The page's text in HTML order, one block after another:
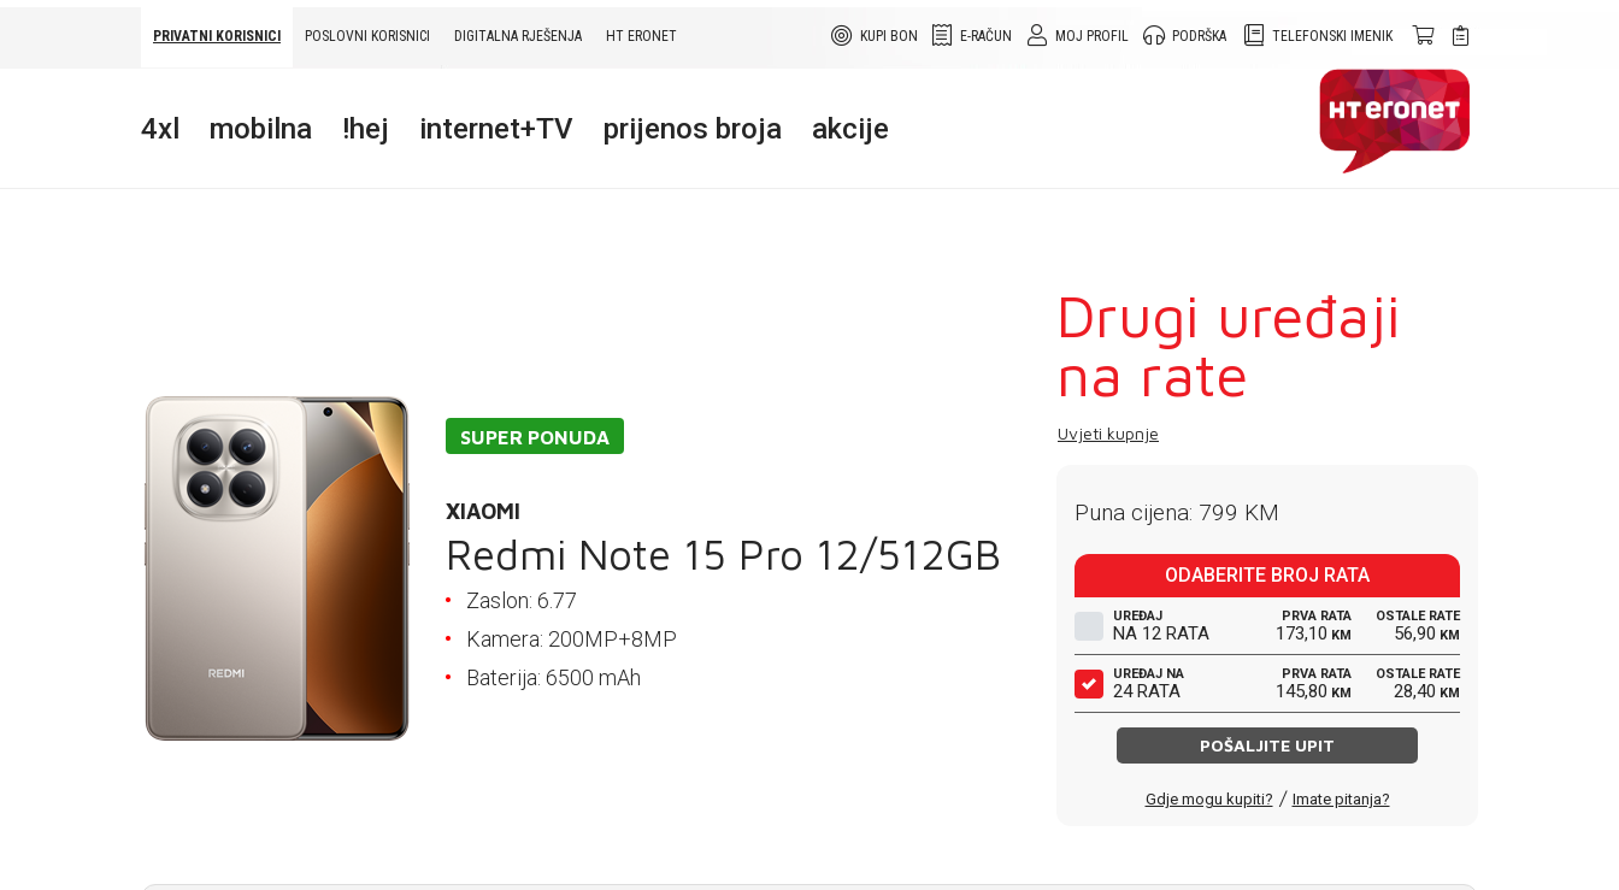
TELEFONSKI IMENIK
PODRŠKA
MOJ PROFIL
E-RAČUN
KUPI BON
PRIVATNI KORISNICI POSLOVNI KORISNICI DIGITALNA RJEŠENJA HT ERONET
4xl mobilna !hej internet+TV prijenos broja akcije
MOJ PROFIL
SUPER PONUDA
XIAOMI
Redmi Note 15 Pro 12/512GB
Zaslon: 6.77
Kamera: 200MP+8MP
Baterija: 6500 mAh
Drugi uređaji
na rate
Uvjeti kupnje
Puna cijena: 799 KM
ODABERITE BROJ RATA
UREĐAJ
NA 12 RATA
PRVA RATA
173,10 KM
OSTALE RATE
56,90 KM
UREĐAJ NA
24 RATA
PRVA RATA
145,80 KM
OSTALE RATE
28,40 KM
POŠALJITE UPIT
Gdje mogu kupiti? / Imate pitanja?